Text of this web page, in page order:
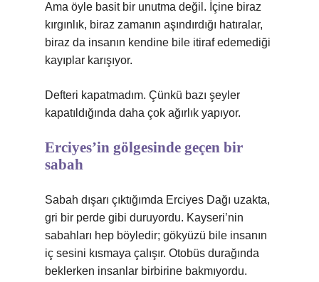
Ama öyle basit bir unutma değil. İçine biraz
kırgınlık, biraz zamanın aşındırdığı hatıralar,
biraz da insanın kendine bile itiraf edemediği
kayıplar karışıyor.
Defteri kapatmadım. Çünkü bazı şeyler
kapatıldığında daha çok ağırlık yapıyor.
Erciyes’in gölgesinde geçen bir
sabah
Sabah dışarı çıktığımda Erciyes Dağı uzakta,
gri bir perde gibi duruyordu. Kayseri’nin
sabahları hep böyledir; gökyüzü bile insanın
iç sesini kısmaya çalışır. Otobüs durağında
beklerken insanlar birbirine bakmıyordu.